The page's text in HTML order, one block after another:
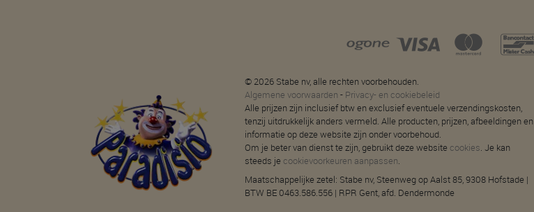
© 2026 Stabe nv, alle rechten voorbehouden.
Algemene voorwaarden - Privacy- en cookiebeleid
Alle prijzen zijn inclusief btw en exclusief eventuele verzendingskosten,
tenzij uitdrukkelijk anders vermeld. Alle producten, prijzen, afbeeldingen en
informatie op deze website zijn onder voorbehoud.
Om je beter van dienst te zijn, gebruikt deze website cookies. Je kan
steeds je cookievoorkeuren aanpassen.
Maatschappelijke zetel: Stabe nv, Steenweg op Aalst 85, 9308 Hofstade |
BTW BE 0463.586.556 | RPR Gent, afd. Dendermonde